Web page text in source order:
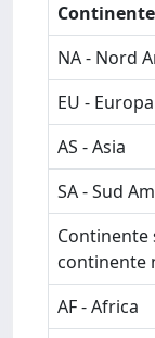
Continente
NA - Nord
EU - Europa
AS - Asia
SA - Sud
Continente
continente
AF - Africa